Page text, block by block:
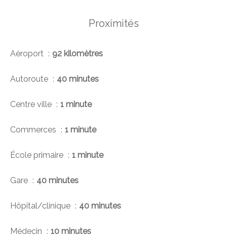
Proximités
Aéroport 92 kilomètres
Autoroute 40 minutes
Centre ville 1 minute
Commerces 1 minute
École primaire 1 minute
Gare 40 minutes
Hôpital/clinique 40 minutes
Médecin 10 minutes